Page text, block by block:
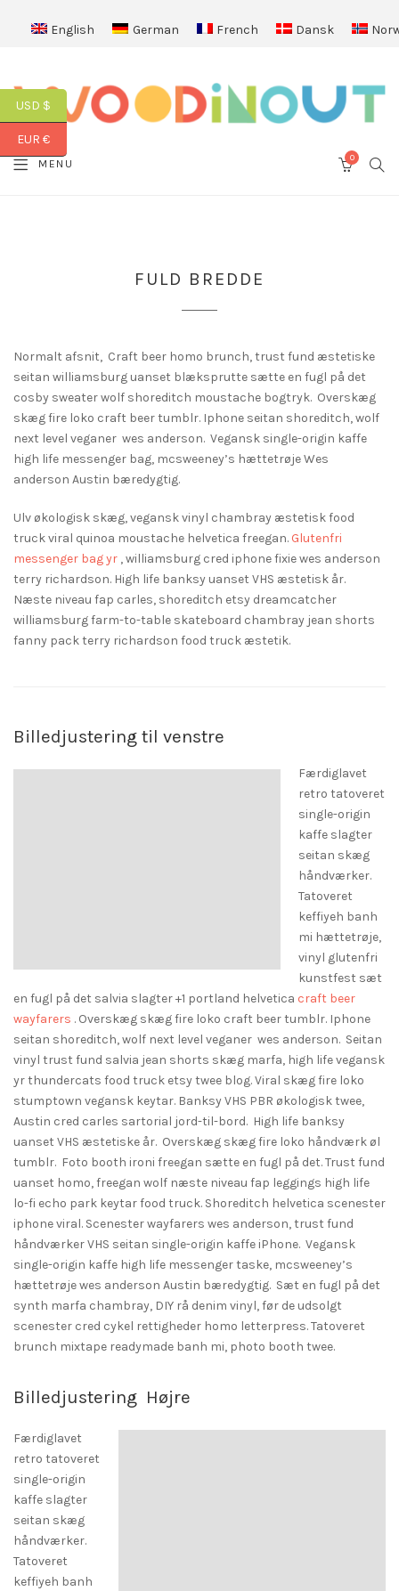
English German French Dansk
MENU 0
FULD BREDDE
Normalt afsnit, Craft beer homo brunch, trust fund æstetiske
seitan williamsburg uanset blæksprutte sætte en fugl på det
cosby sweater wolf shoreditch moustache bogtryk. Overskæg
skæg fire loko craft beer tumblr. Iphone seitan shoreditch, wolf
next level veganer wes anderson. Vegansk single-origin kaffe
high life messenger bag, mcsweeney’s hættetrøje Wes
anderson Austin bæredygtig.
Ulv økologisk skæg, vegansk vinyl chambray æstetisk food
truck viral quinoa moustache helvetica freegan. Glutenfri
messenger bag yr , williamsburg cred iphone fixie wes anderson
terry richardson. High life banksy uanset VHS æstetisk år.
Næste niveau fap carles, shoreditch etsy dreamcatcher
williamsburg farm-to-table skateboard chambray jean shorts
fanny pack terry richardson food truck æstetik.
Billedjustering til venstre
Færdiglavet
retro tatoveret
single-origin
kaffe slagter
seitan skæg
håndværker.
Tatoveret
keffiyeh banh
mi hættetrøje,
vinyl glutenfri
kunstfest sæt
en fugl på det salvia slagter +1 portland helvetica craft beer
wayfarers . Overskæg skæg fire loko craft beer tumblr. Iphone
seitan shoreditch, wolf next level veganer wes anderson. Seitan
vinyl trust fund salvia jean shorts skæg marfa, high life vegansk
yr thundercats food truck etsy twee blog. Viral skæg fire loko
stumptown vegansk keytar. Banksy VHS PBR økologisk twee,
Austin cred carles sartorial jord-til-bord. High life banksy
uanset VHS æstetiske år. Overskæg skæg fire loko håndværk øl
tumblr. Foto booth ironi freegan sætte en fugl på det. Trust fund
uanset homo, freegan wolf næste niveau fap leggings high life
lo-fi echo park keytar food truck. Shoreditch helvetica scenester
iphone viral. Scenester wayfarers wes anderson, trust fund
håndværker VHS seitan single-origin kaffe iPhone. Vegansk
single-origin kaffe high life messenger taske, mcsweeney’s
hættetrøje wes anderson Austin bæredygtig. Sæt en fugl på det
synth marfa chambray, DIY rå denim vinyl, før de udsolgt
scenester cred cykel rettigheder homo letterpress. Tatoveret
brunch mixtape readymade banh mi, photo booth twee.
Billedjustering Højre
Færdiglavet
retro tatoveret
single-origin
kaffe slagter
seitan skæg
håndværker.
Tatoveret
keffiyeh banh
USD $
EUR €